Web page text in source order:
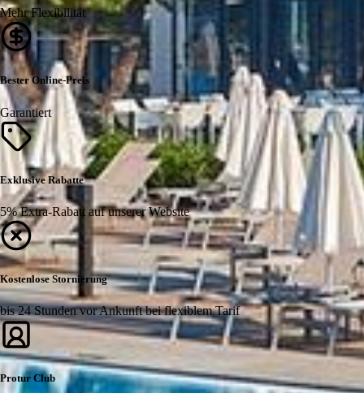
Mehr Flexibilität
Bester Online-Preis
Garantiert
Exklusive Rabatte
5% Extra-Rabatt auf unserer Website
Kostenlose Stornierung
bis 24 Stunden vor Ankunft bei flexiblem Tarif
Protur Club